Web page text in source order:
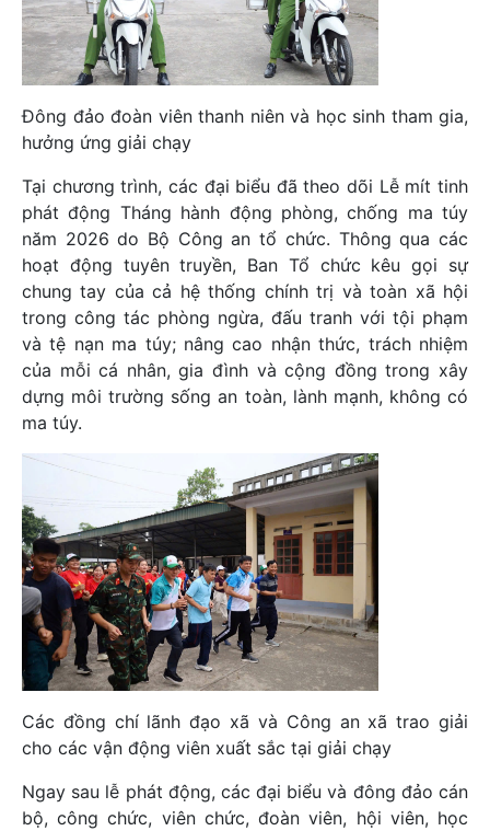
Đông đảo đoàn viên thanh niên và học sinh tham gia,
hưởng ứng giải chạy
Tại chương trình, các đại biểu đã theo dõi Lễ mít tinh
phát động Tháng hành động phòng, chống ma túy
năm 2026 do Bộ Công an tổ chức. Thông qua các
hoạt động tuyên truyền, Ban Tổ chức kêu gọi sự
chung tay của cả hệ thống chính trị và toàn xã hội
trong công tác phòng ngừa, đấu tranh với tội phạm
và tệ nạn ma túy; nâng cao nhận thức, trách nhiệm
của mỗi cá nhân, gia đình và cộng đồng trong xây
dựng môi trường sống an toàn, lành mạnh, không có
ma túy.
Các đồng chí lãnh đạo xã và Công an xã trao giải
cho các vận động viên xuất sắc tại giải chạy
Ngay sau lễ phát động, các đại biểu và đông đảo cán
bộ, công chức, viên chức, đoàn viên, hội viên, học